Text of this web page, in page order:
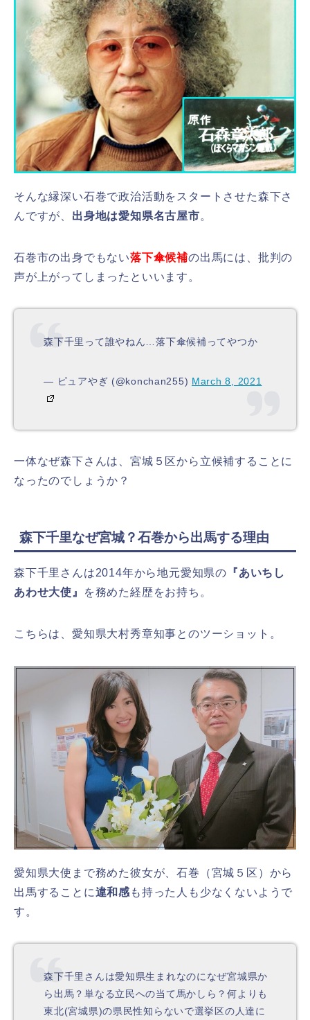
そんな縁深い石巻で政治活動をスタートさせた森下さ
んですが、 出身地は愛知県名古屋市。
石巻市の出身でもない落下傘候補の出馬には、批判の
声が上がってしまったといいます。
森下千里って誰やねん…落下傘候補ってやつか
— ピュアやぎ (@konchan255) March 8, 2021
一体なぜ森下さんは、宮城５区から立候補することに
なったのでしょうか？
森下千里なぜ宮城？石巻から出馬する理由
森下千里さんは2014年から地元愛知県の 『あいちし
あわせ大使』
を務めた経歴をお持ち。
こちらは、愛知県大村秀章知事とのツーショット。
愛知県大使まで務めた彼女が、石巻（宮城５区）から
出馬することに違和感 も持った人も少なくないようで
す。
森下千里さんは愛知県生まれなのになぜ宮城県か
ら出馬？単なる立民への当て馬かしら？何よりも
東北(宮城県)の県民性知らないで選挙区の人達に